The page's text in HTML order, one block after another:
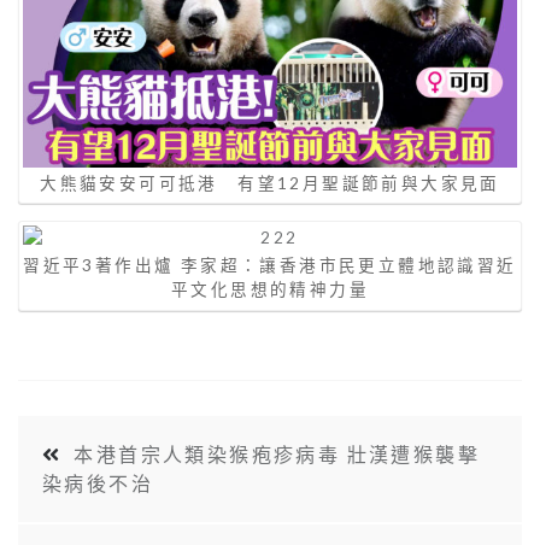
大熊貓安安可可抵港 有望12月聖誕節前與大家見面
習近平3著作出爐 李家超：讓香港市民更立體地認識習近
平文化思想的精神力量
本港首宗人類染猴疱疹病毒 壯漢遭猴襲擊
染病後不治